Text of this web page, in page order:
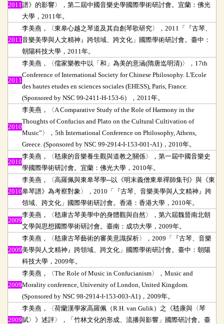
2011 譜》的影響〉，第二屆中國音樂史學國際學術研討會。宜蘭：佛光
大學，2011年。
2011
李美燕，〈東皋心越之琴道及其自創琴歌研究〉，2011「『古琴、
音樂美學與人文精神』跨領域、跨文化」國際學術研討會。臺中：
朝陽科技大學，2011年。
2011
李美燕，〈儒家樂教中以「和」為美的意涵(隋唐迄明清)〉，17th
Conference of International Society for Chinese Philosophy. L'Ecole
des hautes etudes en sciences sociales (EHESS), Paris, France.
(Sponsored by NSC 99-2411-H-153-6），2011年。
2010
李美燕，〈A Comparative Study of the Role of Harmony in the
Thoughts of Confucius and Plato on the Cultural Cultivation of
Music”〉，5th International Conference on Philosophy, Athens,
Greece. (Sponsored by NSC 99-2914-I-153-001-A1)，2010年。
2010
李美燕，〈嵇康的音樂養生觀與道教之關係〉，第一屆中國音樂史
學國際學術研討會。宜蘭：佛光大學，2010年。
2010
李美燕，〈高羅佩與東皋琴學─以《明末義僧東皋禪師集刊》與《東
皋琴譜》為考察對象〉，2010「『古琴、音樂美學與人文精神』跨
領域、跨文化」國際學術研討會。香港：香港大學，2010年。
2009
李美燕，〈嵇康古琴美學中的身體觀與自然〉，第六屆魏晉南北朝
文學與思想國際學術研討會。臺南：成功大學，2009年。
2009
李美燕，〈嵇康古琴藝術的審美意識探析〉，2009「『古琴、音樂
美學與人文精神』跨領域、跨文化」國際學術研討會。臺中：朝陽
科技大學，2009年。
2009
李美燕，〈The Role of Music in Confucianism〉，Music and
Morality conference, University of London, United Kingdom.
(Sponsored by NSC 98-2914-I-153-003-A1)，2009年。
2009
李美燕，〈荷蘭漢學家高羅佩（R.H. van Gulik）之《嵇康與〈琴
賦〉》述評〉，「竹林文化的形成、流播與影響」國際研討會。臺